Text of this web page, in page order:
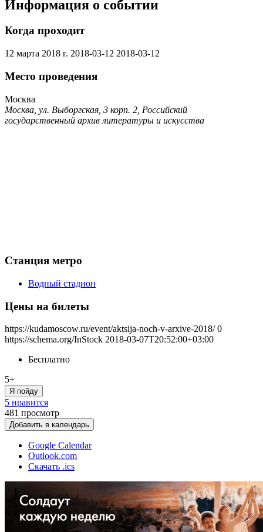
Информация о событии
Когда проходит
12 марта 2018 г. 2018-03-12 2018-03-12
Место проведения
Москва
Москва, ул. Выборгская, 3 корп. 2, Российский
государственный архив литературы и искусства
Станция метро
Водный стадион
Цены на билеты
https://kudamoscow.ru/event/aktsija-noch-v-arxive-2018/ 0
https://schema.org/InStock 2018-03-07T20:52:00+03:00
Бесплатно
5+
Я пойду
5 нравится
481 просмотр
Добавить в календарь
Google Calendar
Outlook.com
Скачать .ics